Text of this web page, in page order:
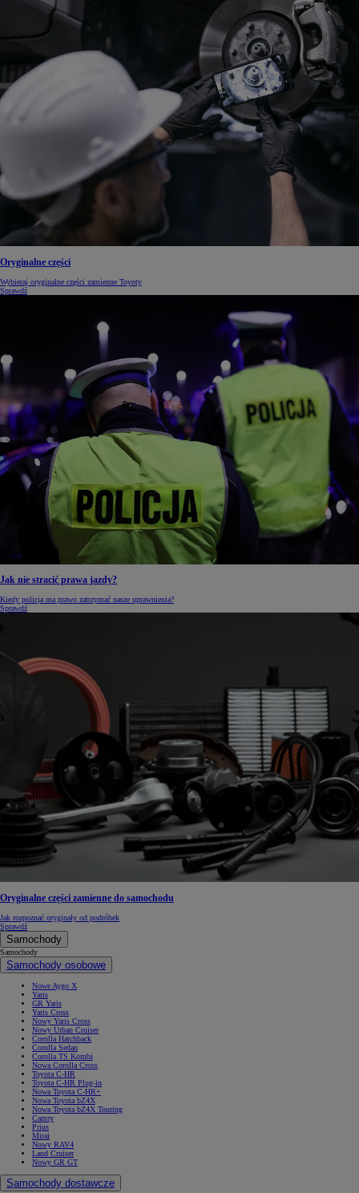
Oryginalne części
Wybieraj oryginalne części zamienne Toyoty
Sprawdź
Jak nie stracić prawa jazdy?
Kiedy policja ma prawo zatrzymać nasze uprawnienia?
Sprawdź
Oryginalne części zamienne do samochodu
Jak rozpoznać oryginały od podróbek
Sprawdź
Samochody
Samochody
Samochody osobowe
Nowe Aygo X
Yaris
GR Yaris
Yaris Cross
Nowy Yaris Cross
Nowy Urban Cruiser
Corolla Hatchback
Corolla Sedan
Corolla TS Kombi
Nowa Corolla Cross
Toyota C-HR
Toyota C-HR Plug-in
Nowa Toyota C-HR+
Nowa Toyota bZ4X
Nowa Toyota bZ4X Touring
Camry
Prius
Mirai
Nowy RAV4
Land Cruiser
Nowy GR GT
Samochody dostawcze